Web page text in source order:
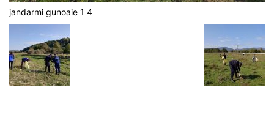
jandarmi gunoaie 1 4